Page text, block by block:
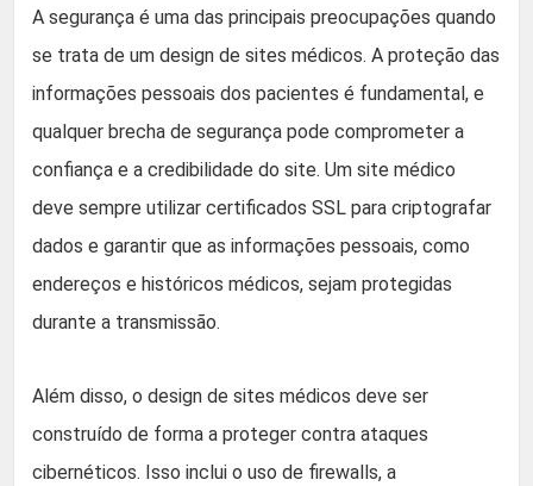
A segurança é uma das principais preocupações quando
se trata de um design de sites médicos. A proteção das
informações pessoais dos pacientes é fundamental, e
qualquer brecha de segurança pode comprometer a
confiança e a credibilidade do site. Um site médico
deve sempre utilizar certificados SSL para criptografar
dados e garantir que as informações pessoais, como
endereços e históricos médicos, sejam protegidas
durante a transmissão.
Além disso, o design de sites médicos deve ser
construído de forma a proteger contra ataques
cibernéticos. Isso inclui o uso de firewalls, a